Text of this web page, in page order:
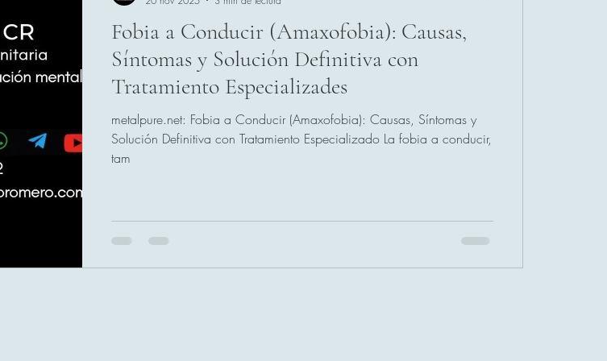
Fobia a Conducir (Amaxofobia): Causas,
Síntomas y Solución Definitiva con
Tratamiento Especializades
metalpure.net: Fobia a Conducir (Amaxofobia): Causas, Síntomas y
Solución Definitiva con Tratamiento Especializado La fobia a conducir,
tam